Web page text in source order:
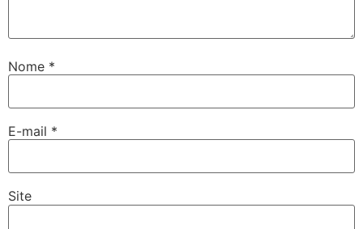
Nome *
E-mail *
Site